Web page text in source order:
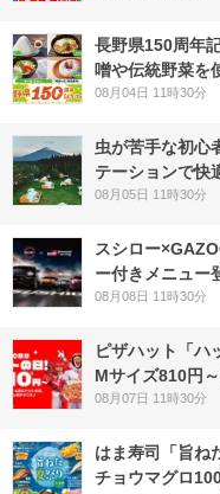
長野県150周年
噌や伝統野菜を
08月04日 11時30分
虫が苦手な初心
テーションで快
08月05日 11時30分
スシロー
ー付きメニュー
08月08日 11時30分
ピザハット「ハ
Mサイズ810円
08月07日 11時30分
はま寿司「旨ね
チョウマグロ